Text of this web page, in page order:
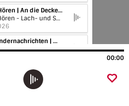
Die Maus zum Hören | An die Decke gehen
Die Maus zum Hören - Lach- und Sachgeschichten. Heute: mit Fliegen an der Decke, Detektivin Cleo Fischer und einer fiesen Attacke, mit Marie natürlich mit der Maus und dem Elefanten. Ihr hört eine Wiederholung. Frage des Tages: Wie können Fliegen an der Decke laufen? (01:15) Erzähl mal: Was macht dich wütend? (14:43) Herzfunk: Wenn die Wut nicht weggeht (20:15) Hörspiel: Cleo Fischer - Helium (28:05) Warum fällt uns die Decke nicht auf den Kopf? (40:19) Mausfreundebuch: Vincent (47:21) Von Marie Güttge.
MausZoom – Kindernachrichten | Mücken stechen gerne bestimmte Menschen
Von wegen "süßes Blut"! Daran liegt es nicht, wenn man häufiger gestochen wird als andere. Hier erfahrt ihr mehr. Von Sandra Doedter.
| Komplimente
00:00